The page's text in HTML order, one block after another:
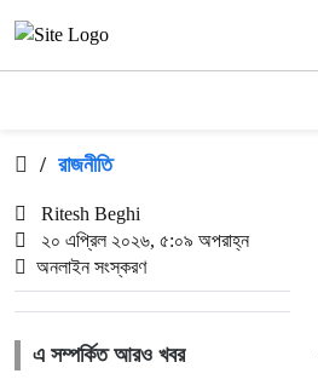
/ রাজনীতি
Ritesh Beghi
২০ এপ্রিল ২০২৬, ৫:০৯ অপরাহ্ন
অনলাইন সংস্করণ
এ সম্পর্কিত আরও খবর